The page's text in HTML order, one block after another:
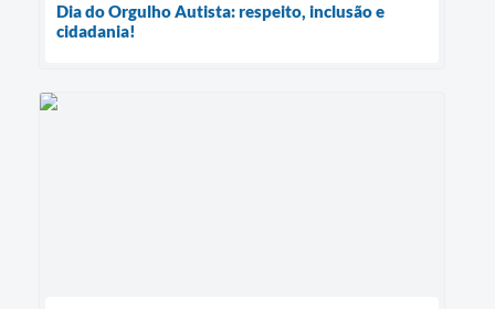
Dia do Orgulho Autista: respeito, inclusão e
cidadania!